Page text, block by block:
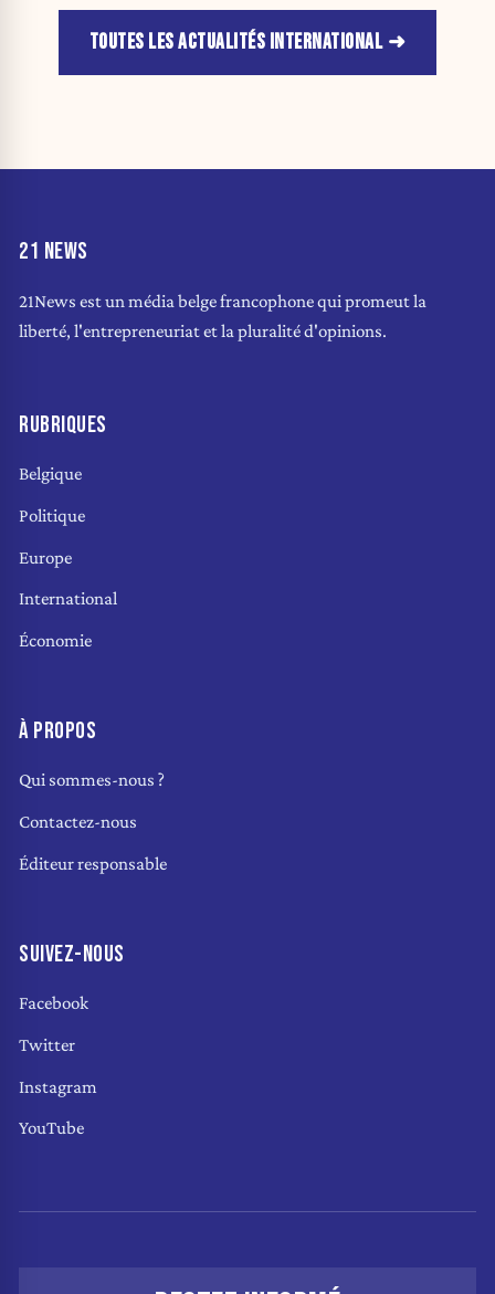
TOUTES LES ACTUALITÉS INTERNATIONAL
21 NEWS
21News est un média belge francophone qui promeut la
liberté, l'entrepreneuriat et la pluralité d'opinions.
RUBRIQUES
Belgique
Politique
Europe
International
Économie
À PROPOS
Qui sommes-nous ?
Contactez-nous
Éditeur responsable
SUIVEZ-NOUS
Facebook
Twitter
Instagram
YouTube